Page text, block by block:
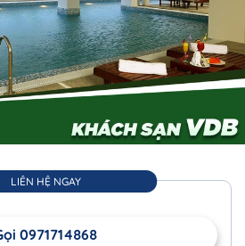
LIÊN HỆ NGAY
0971714868